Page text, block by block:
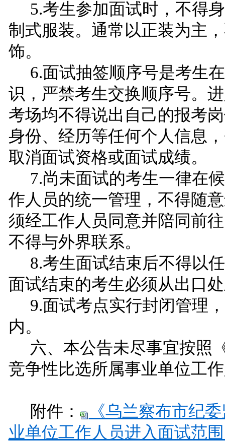
5.考生参加面试时，不得
制式服装。通常以正装为主
饰。
6.面试抽签顺序号是考生
识，严禁考生交换顺序号。
考场均不得说出自己的报考
身份、经历等任何个人信息
取消面试资格或面试成绩。
7.尚未面试的考生一律在
作人员的统一管理，不得随
须经工作人员同意并陪同前
不得与外界联系。
8.考生面试结束后不得以
面试结束的考生必须从出口
9.面试考点实行封闭管理
内。
六、本公告未尽事宜按照
竞争性比选所属事业单位工
附件：
《乌兰察布市纪
业单位工作人员进入面试范